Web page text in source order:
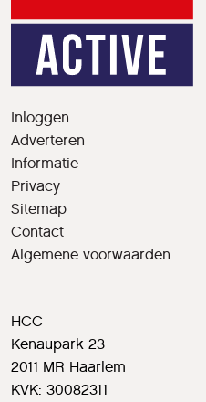
Inloggen
Adverteren
Informatie
Privacy
Sitemap
Contact
Algemene voorwaarden
HCC
Kenaupark 23
2011 MR Haarlem
KVK: 30082311